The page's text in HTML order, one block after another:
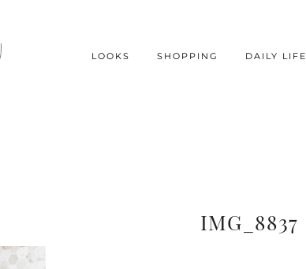
LOOKS SHOPPING DAILY LIFE
IMG_8837